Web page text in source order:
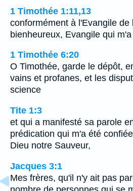
1 Timothée 1:11,13
conformément à l'Evangile de
bienheureux, Evangile qui
1 Timothée 6:20
O Timothée, garde le dépôt,
vains et profanes, et les
science
Tite 1:3
et qui a manifesté sa parole
prédication qui m'a été
Dieu notre Sauveur,
Jacques 3:1
Mes frères, qu'il n'y ait pas